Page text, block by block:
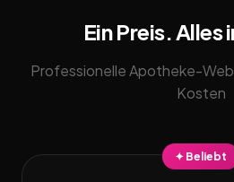
Ein Preis. Alles
Professionelle Apotheke-
Kosten
✦ Beliebt